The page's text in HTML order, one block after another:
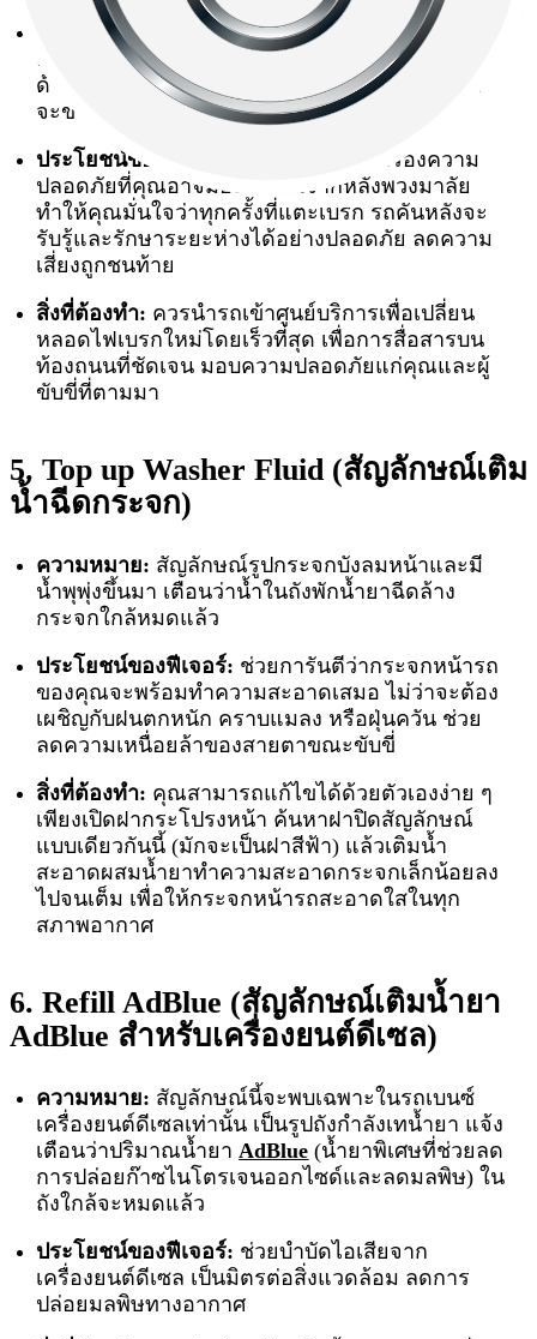
ความหมาย:
สัญลักษณ์รูปหลอดไฟมีเครื่องหมาย
ตกใจตรงกลาง เป็นการแจ้งเตือนว่าหลอดไฟเบรก
ด้านซ้ายหรือด้านขวา มีความผิดปกติ (หลอดอาจ
จะขาดหรือเสื่อมสภาพ)
ประโยชน์ของฟีเจอร์:
ช่วยอุดช่องโหว่เรื่องความ
ปลอดภัยที่คุณอาจมองไม่เห็นจากหลังพวงมาลัย
ทำให้คุณมั่นใจว่าทุกครั้งที่แตะเบรก รถคันหลังจะ
รับรู้และรักษาระยะห่างได้อย่างปลอดภัย ลดความ
เสี่ยงถูกชนท้าย
สิ่งที่ต้องทำ: ควรนำรถเข้าศูนย์บริการเพื่อเปลี่ยน
หลอดไฟเบรกใหม่โดยเร็วที่สุด เพื่อการสื่อสารบน
ท้องถนนที่ชัดเจน มอบความปลอดภัยแก่คุณและผู้
ขับขี่ที่ตามมา
5. Top up Washer Fluid (สัญลักษณ์เติม
น้ำฉีดกระจก)
ความหมาย: สัญลักษณ์รูปกระจกบังลมหน้าและมี
น้ำพุพุ่งขึ้นมา เตือนว่าน้ำในถังพักน้ำยาฉีดล้าง
กระจกใกล้หมดแล้ว
ประโยชน์ของฟีเจอร์: ช่วยการันตีว่ากระจกหน้ารถ
ของคุณจะพร้อมทำความสะอาดเสมอ ไม่ว่าจะต้อง
เผชิญกับฝนตกหนัก คราบแมลง หรือฝุ่นควัน ช่วย
ลดความเหนื่อยล้าของสายตาขณะขับขี่
สิ่งที่ต้องทำ: คุณสามารถแก้ไขได้ด้วยตัวเองง่าย ๆ
เพียงเปิดฝากระโปรงหน้า ค้นหาฝาปิดสัญลักษณ์
แบบเดียวกันนี้ (มักจะเป็นฝาสีฟ้า) แล้วเติมน้ำ
สะอาดผสมน้ำยาทำความสะอาดกระจกเล็กน้อยลง
ไปจนเต็ม เพื่อให้กระจกหน้ารถสะอาดใสในทุก
สภาพอากาศ
6. Refill AdBlue (สัญลักษณ์เติมน้ำยา
AdBlue สำหรับเครื่องยนต์ดีเซล)
ความหมาย: สัญลักษณ์นี้จะพบเฉพาะในรถเบนซ์
เครื่องยนต์ดีเซลเท่านั้น เป็นรูปถังกำลังเทน้ำยา แจ้ง
เตือนว่าปริมาณน้ำยาAdBlue (น้ำยาพิเศษที่ช่วยลด
การปล่อยก๊าซไนโตรเจนออกไซด์และลดมลพิษ) ใน
ถังใกล้จะหมดแล้ว
ประโยชน์ของฟีเจอร์: ช่วยบำบัดไอเสียจาก
เครื่องยนต์ดีเซล เป็นมิตรต่อสิ่งแวดล้อม ลดการ
ปล่อยมลพิษทางอากาศ